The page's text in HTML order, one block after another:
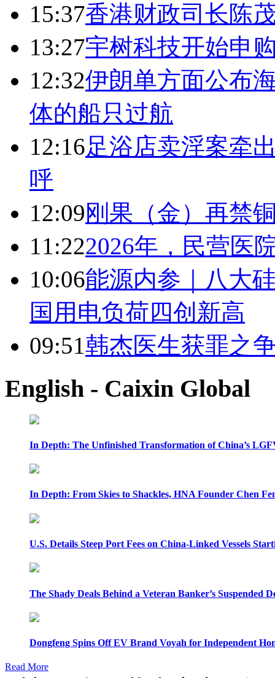
15:37香港财政司长陈
13:27宇树科技开始申
12:32伊朗单方面公布
体的船只过航
12:16足浴店卖淫案牵
呼
12:09刚果（金）再禁
11:222026年，民营医
10:06能源内参｜八大
国用电负荷四创新高
09:51韩杰医生获罪之
English - Caixin Global
In Depth: The Unfinished Transformation of China’s
In Depth: From Skies to Shackles, HNA Founder Chen
U.S. Details Steep Port Fees on China-Linked Vessels
The Shady Deals Behind a Veteran Banker’s Suspended
Dongfeng Spins Off EV Brand Voyah for Independent
Read More